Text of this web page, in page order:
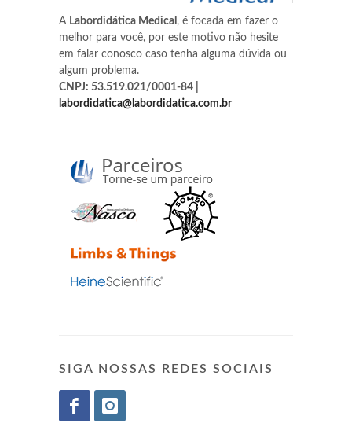
A Labordidática Medical , é focada em fazer o
melhor para você, por este motivo não hesite
em falar conosco caso tenha alguma dúvida ou
algum problema.
CNPJ: 53.519.021/0001-84 |
labordidatica@labordidatica.com.br
SIGA NOSSAS REDES SOCIAIS